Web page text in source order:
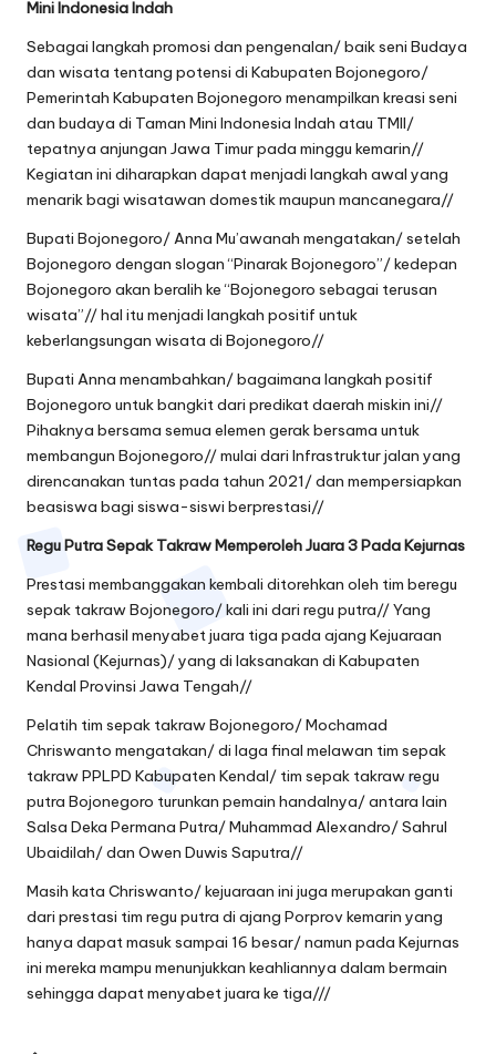
Mini Indonesia Indah
Sebagai langkah promosi dan pengenalan/ baik seni Budaya
dan wisata tentang potensi di Kabupaten Bojonegoro/
Pemerintah Kabupaten Bojonegoro menampilkan kreasi seni
dan budaya di Taman Mini Indonesia Indah atau TMII/
tepatnya anjungan Jawa Timur pada minggu kemarin//
Kegiatan ini diharapkan dapat menjadi langkah awal yang
menarik bagi wisatawan domestik maupun mancanegara//
Bupati Bojonegoro/ Anna Mu’awanah mengatakan/ setelah
Bojonegoro dengan slogan “Pinarak Bojonegoro”/ kedepan
Bojonegoro akan beralih ke “Bojonegoro sebagai terusan
wisata”// hal itu menjadi langkah positif untuk
keberlangsungan wisata di Bojonegoro//
Bupati Anna menambahkan/ bagaimana langkah positif
Bojonegoro untuk bangkit dari predikat daerah miskin ini//
Pihaknya bersama semua elemen gerak bersama untuk
membangun Bojonegoro// mulai dari Infrastruktur jalan yang
direncanakan tuntas pada tahun 2021/ dan mempersiapkan
beasiswa bagi siswa-siswi berprestasi//
Regu Putra Sepak Takraw Memperoleh Juara 3 Pada Kejurnas
Prestasi membanggakan kembali ditorehkan oleh tim beregu
sepak takraw Bojonegoro/ kali ini dari regu putra// Yang
mana berhasil menyabet juara tiga pada ajang Kejuaraan
Nasional (Kejurnas)/ yang di laksanakan di Kabupaten
Kendal Provinsi Jawa Tengah//
Pelatih tim sepak takraw Bojonegoro/ Mochamad
Chriswanto mengatakan/ di laga final melawan tim sepak
takraw PPLPD Kabupaten Kendal/ tim sepak takraw regu
putra Bojonegoro turunkan pemain handalnya/ antara lain
Salsa Deka Permana Putra/ Muhammad Alexandro/ Sahrul
Ubaidilah/ dan Owen Duwis Saputra//
Masih kata Chriswanto/ kejuaraan ini juga merupakan ganti
dari prestasi tim regu putra di ajang Porprov kemarin yang
hanya dapat masuk sampai 16 besar/ namun pada Kejurnas
ini mereka mampu menunjukkan keahliannya dalam bermain
sehingga dapat menyabet juara ke tiga///